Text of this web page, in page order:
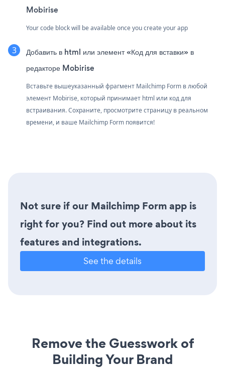
Mobirise
Your code block will be available once you create your app
Добавить в html или элемент «Код для вставки» в
редакторе Mobirise
Вставьте вышеуказанный фрагмент Mailchimp Form в любой
элемент Mobirise, который принимает html или код для
встраивания. Сохраните, просмотрите страницу в реальном
времени, и ваше Mailchimp Form появится!
Not sure if our Mailchimp Form app is
right for you? Find out more about its
features and integrations.
See the details
Remove the Guesswork of
Building Your Brand